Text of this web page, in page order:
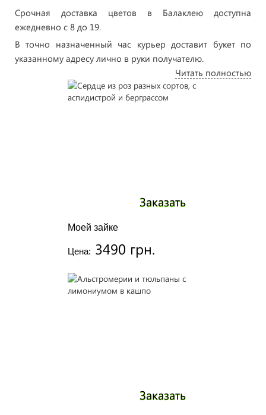
Срочная доставка цветов в Балаклею доступна
ежедневно с 8 до 19.
В точно назначенный час курьер доставит букет по
указанному адресу лично в руки получателю.
Наш цветочный магазин это:
Ежедневные поставки свежесрезанных цветов -
Читать полностью
Моей зайке
Цена: 3490 грн.
Заказать
Заказать